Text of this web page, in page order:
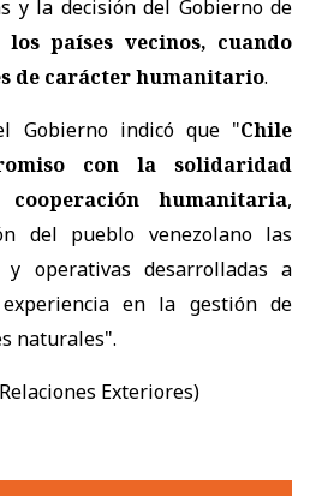
y la decisión del Gobierno de
países vecinos, cuando
de carácter humanitario.
Gobierno indicó que "Chile
con la solidaridad
humanitaria,
del pueblo venezolano las
y operativas desarrolladas a
en la gestión de
naturales".
Exteriores)